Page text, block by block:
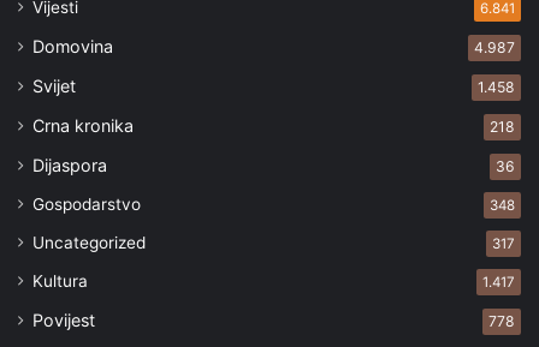
Vijesti 6.841
Domovina 4.987
Svijet 1.458
Crna kronika 218
Dijaspora 36
Gospodarstvo 348
Uncategorized 317
Kultura 1.417
Povijest 778